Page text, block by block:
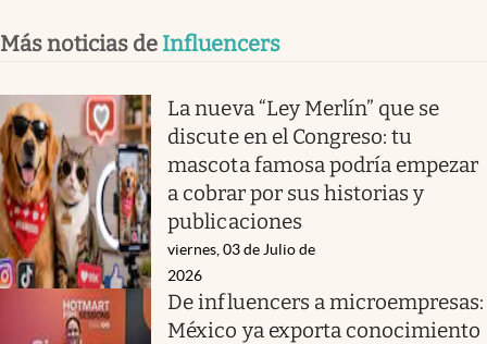
Más noticias de Influencers
La nueva “Ley Merlín” que se
discute en el Congreso: tu
mascota famosa podría empezar
a cobrar por sus historias y
publicaciones
viernes, 03 de Julio de
2026
De influencers a microempresas:
México ya exporta conocimiento